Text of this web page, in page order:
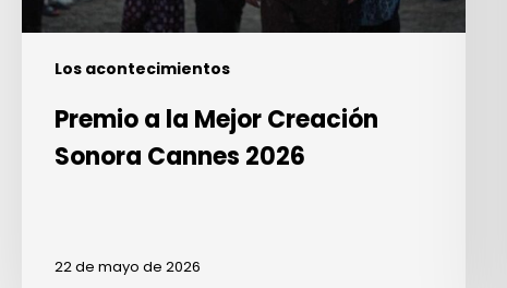
Los acontecimientos
Premio a la Mejor Creación
Sonora Cannes 2026
22 de mayo de 2026